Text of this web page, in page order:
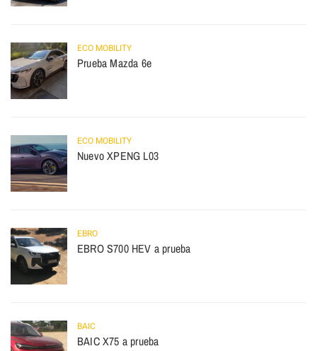
ECO MOBILITY
Prueba Mazda 6e
ECO MOBILITY
Nuevo XPENG L03
EBRO
EBRO S700 HEV a prueba
BAIC
BAIC X75 a prueba